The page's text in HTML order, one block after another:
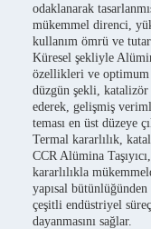
odaklanarak
mükemmel direnci,
kullanım ömrü ve
Küresel şekliyle
özellikleri ve
düzgün şekli, katalizör
ederek, gelişmiş
teması en üst düzeye
Termal kararlılık,
CCR Alümina
kararlılıkla
yapısal
çeşitli endüstriyel
dayanmasını sağlar.